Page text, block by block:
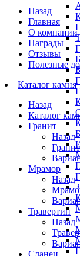
Назад
Главная
О компании
Награды
Отзывы
Полезные
Каталог камня
Назад
Каталог
Гранит
Назад
Гранит
Мрамор
Назад
Травертин
Назад
Сланец